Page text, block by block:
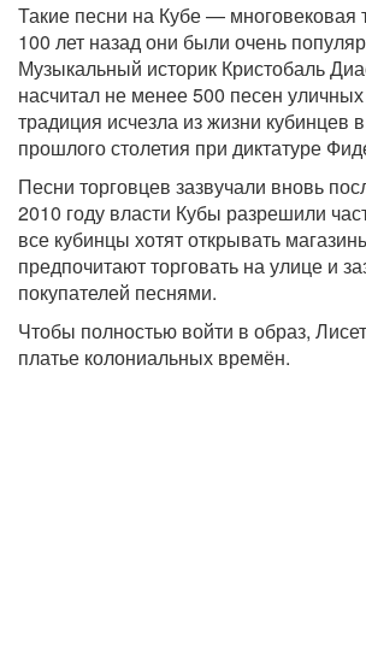
Такие песни на Кубе —
100 лет назад они были очень
Музыкальный историк Кристобаль
насчитал не менее 500 песен
традиция исчезла из жизни кубинцев
прошлого столетия при диктатуре
Песни торговцев зазвучали вновь
2010 году власти Кубы разрешили
все кубинцы хотят открывать
предпочитают торговать на улице и
покупателей песнями.
Чтобы полностью войти в образ,
платье колониальных времён.